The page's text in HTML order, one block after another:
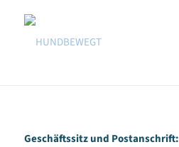
Geschäftssitz und Postanschrift: